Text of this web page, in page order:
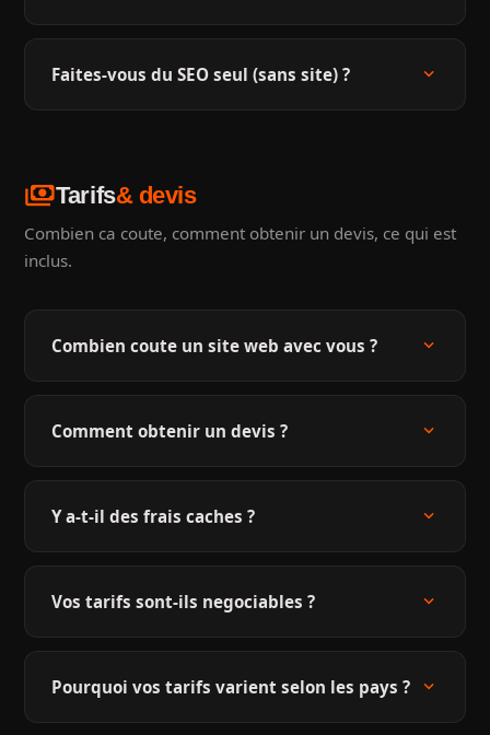
Faites-vous du SEO seul (sans site) ? expand_more
paymentsTarifs& devis
Combien ca coute, comment obtenir un devis, ce qui est
inclus.
Combien coute un site web avec vous ? expand_more
Comment obtenir un devis ? expand_more
Y a-t-il des frais caches ? expand_more
Vos tarifs sont-ils negociables ? expand_more
Pourquoi vos tarifs varient selon les pays ? expand_more